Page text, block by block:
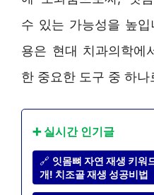
수 있는 가능성을 높
용은 현대 치과의학에
한 중요한 도구 중 하
➕ 실시간 인기글
🔗 잇몸뼈 자연 재생 키워
개! 치조골 재생 성공비법